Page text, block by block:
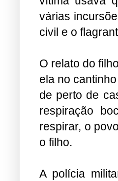
várias
civil e o
O relato do
ela no
de perto de
respiração
respirar, o
o filho.
A polícia